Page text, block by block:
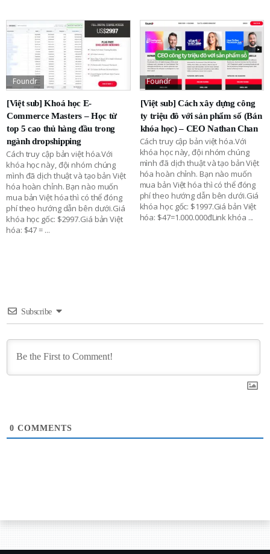
Foundr
[Việt sub] Khoá học E-
Commerce Masters – Học từ
top 5 cao thủ hàng đầu trong
ngành dropshipping
Cách truy cập bản việt hóa.Với
khóa học này, đội nhóm chúng
mình đã dịch thuật và tạo bản Việt
hóa hoàn chỉnh. Bạn nào muốn
mua bản Việt hóa thì có thể đóng
phí theo hướng dẫn bên dưới.Giá
khóa học gốc: $2997.Giá bản Việt
hóa: $47 = ...
Foundr
[Việt sub] Cách xây dựng công
ty triệu đô với sản phẩm số (Bán
khóa học) – CEO Nathan Chan
Cách truy cập bản việt hóa.Với
khóa học này, đội nhóm chúng
mình đã dịch thuật và tạo bản Việt
hóa hoàn chỉnh. Bạn nào muốn
mua bản Việt hóa thì có thể đóng
phí theo hướng dẫn bên dưới.Giá
khóa học gốc: $1997.Giá bản Việt
hóa: $47=1.000.000đLink khóa ...
Subscribe
0 COMMENTS